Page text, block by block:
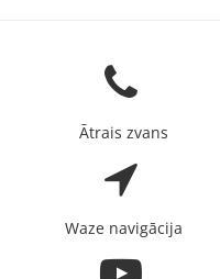
Ātrais zvans
Waze navigācija